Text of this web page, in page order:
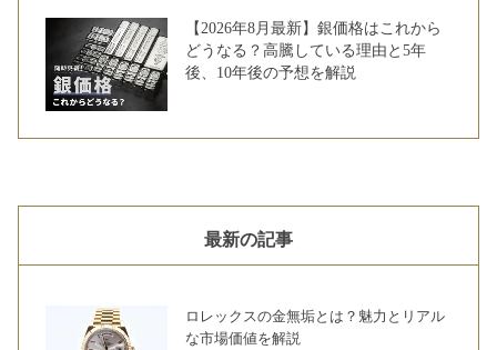
【2026年8月最新】銀価格はこれから
どうなる？高騰している理由と5年
後、10年後の予想を解説
最新の記事
ロレックスの金無垢とは？魅力とリアル
な市場価値を解説